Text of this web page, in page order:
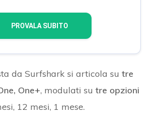
PROVALA SUBITO
da Surfshark si articola sutre
One+, modulati sutre opzioni
12 mesi, 1 mese.